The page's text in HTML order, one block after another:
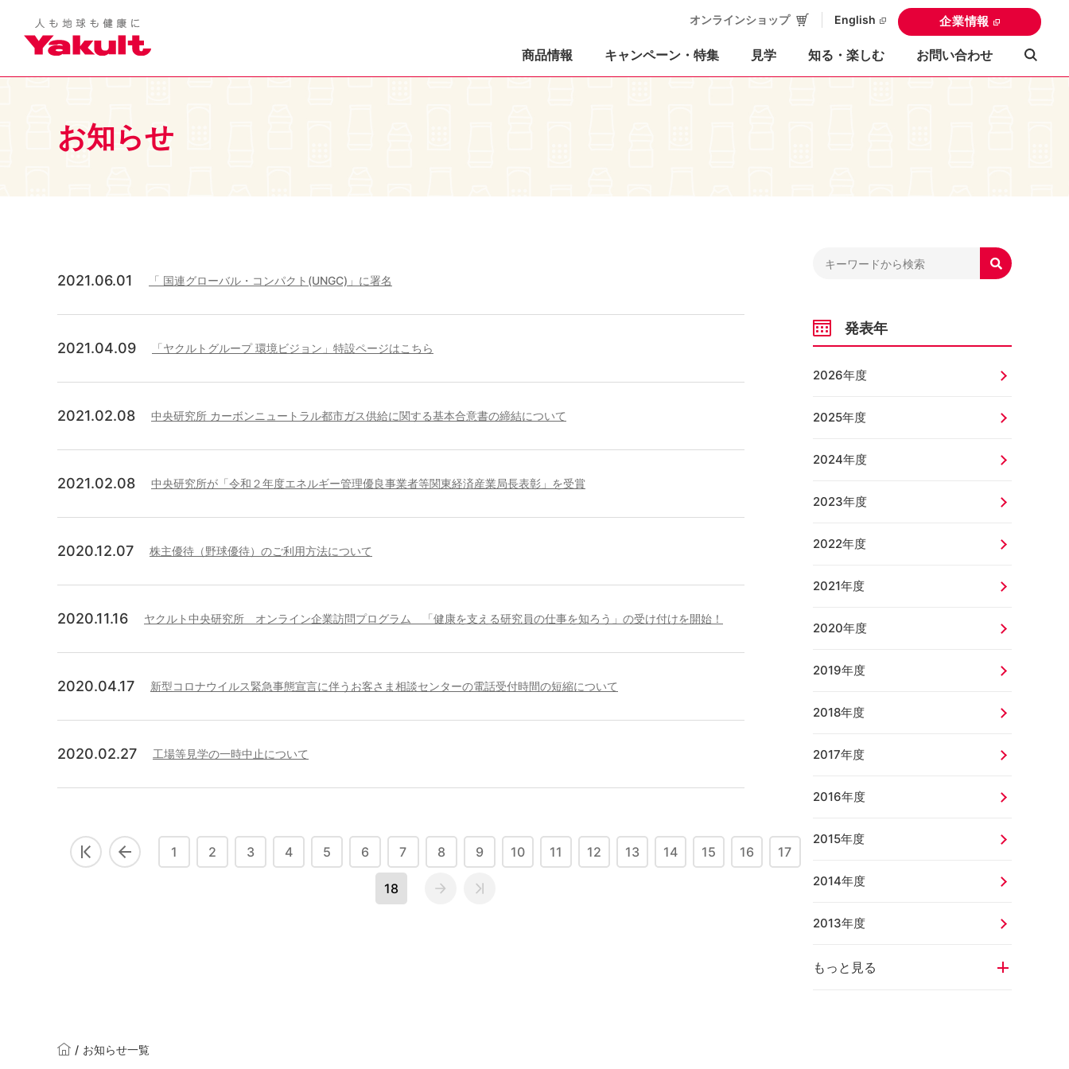
オンラインショップ English 企業情報
商品情報 キャンペーン・特集 見学 知る・楽しむ お問い合わせ
お知らせ
2021.06.01 「 国連グローバル・コンパクト(UNGC)」に署名
2021.04.09 「ヤクルトグループ 環境ビジョン」特設ページはこちら
2021.02.08 中央研究所 カーボンニュートラル都市ガス供給に関する基本合意書の締結について
2021.02.08 中央研究所が「令和２年度エネルギー管理優良事業者等関東経済産業局長表彰」を受賞
2020.12.07 株主優待（野球優待）のご利用方法について
2020.11.16 ヤクルト中央研究所 オンライン企業訪問プログラム 「健康を支える研究員の仕事を知ろう」の受け付けを開始！
2020.04.17 新型コロナウイルス緊急事態宣言に伴うお客さま相談センターの電話受付時間の短縮について
2020.02.27 工場等見学の一時中止について
1 2 3 4 5 6 7 8 9 10 11 12 13 14 15 16 17
18

発表年
2026年度
2025年度
2024年度
2023年度
2022年度
2021年度
2020年度
2019年度
2018年度
2017年度
2016年度
2015年度
2014年度
2013年度
もっと見る
/ お知らせ一覧